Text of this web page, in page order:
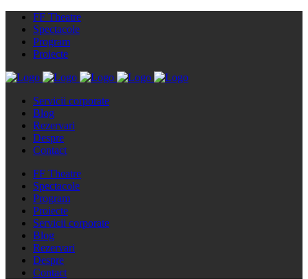
FF Theatre
Spectacole
Program
Proiecte
Servicii corporate
Blog
Rezervari
Despre
Contact
FF Theatre
Spectacole
Program
Proiecte
Servicii corporate
Blog
Rezervari
Despre
Contact